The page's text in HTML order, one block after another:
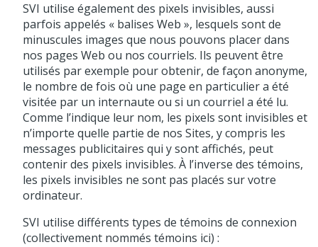
SVI utilise également des pixels invisibles, aussi
parfois appelés « balises Web », lesquels sont de
minuscules images que nous pouvons placer dans
nos pages Web ou nos courriels. Ils peuvent être
utilisés par exemple pour obtenir, de façon anonyme,
le nombre de fois où une page en particulier a été
visitée par un internaute ou si un courriel a été lu.
Comme l’indique leur nom, les pixels sont invisibles et
n’importe quelle partie de nos Sites, y compris les
messages publicitaires qui y sont affichés, peut
contenir des pixels invisibles. À l’inverse des témoins,
les pixels invisibles ne sont pas placés sur votre
ordinateur.
SVI utilise différents types de témoins de connexion
(collectivement nommés témoins ici) :